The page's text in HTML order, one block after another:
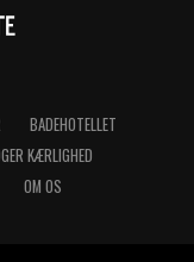
BADEHOTELLET
KÆRLIGHED
OM OS